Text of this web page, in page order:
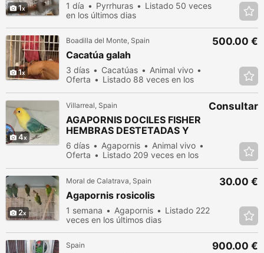
1 1 día Pyrrhuras
Listado 50 veces
en los últimos dias
1
Boadilla del Monte, Spain
Cacatúa galah
3 días Cacatúas
Animal vivo
Oferta
Listado 88 veces en los
500.00 €
4
Villarreal, Spain
AGAPORNIS DOCILES FISHER
HEMBRAS DESTETADAS Y
SEXADAS POR ADN
6 días Agapornis
Animal vivo
Oferta
Listado 209 veces en los
Consultar
2
Moral de Calatrava, Spain
Agapornis rosicolis
1 semana Agapornis
Listado 222
veces en los últimos dias
30.00 €
Spain 900.00 €